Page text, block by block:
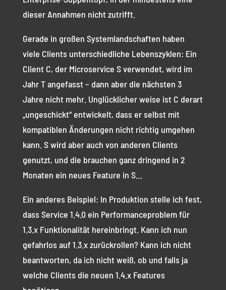
dieser Annahmen nicht zutrifft.
Gerade in großen Systemlandschaften haben
viele Clients unterschiedliche Lebenszyklen: Ein
Client C, der Microservice S verwendet, wird im
Jahr T angefasst – dann aber die nächsten 3
Jahre nicht mehr. Unglücklicher weise ist C derart
„ungeschickt“ entwickelt, dass er selbst mit
kompatiblen Änderungen nicht richtig umgehen
kann. S wird aber auch von anderen Clients
genutzt, und die brauchen ganz dringend in 2
Monaten ein neues Feature in S…
Ein anderes Beispiel: In Produktion stelle ich fest,
dass Service 1.4.0 ein Performanceproblem für
1.3.x Funktionalität hereinbringt. Kann ich nun
gefahrlos auf 1.3.x zurückrollen? Kann ich nicht
beantworten, da ich nicht weiß, ob und falls ja
welche Clients die neuen 1.4.x Features